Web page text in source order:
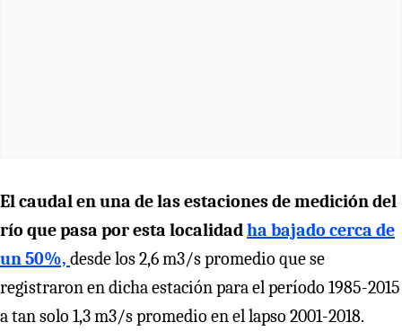
El caudal en una de las estaciones de medición del
río que pasa por esta localidad ha bajado cerca de
un 50%, desde los 2,6 m3/s promedio que se
registraron en dicha estación para el período 1985-2015
a tan solo 1,3 m3/s promedio en el lapso 2001-2018.